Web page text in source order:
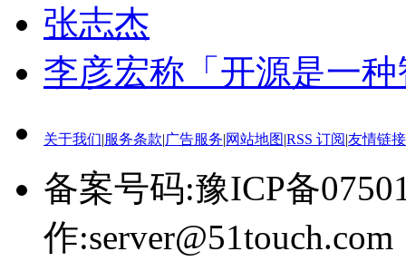
张志杰
李彦宏称「开源是一
关于我们|服务条款|广告服务|网站地图|RSS 订阅|友情链接
备案号码:豫ICP备
作:server@51touch.com